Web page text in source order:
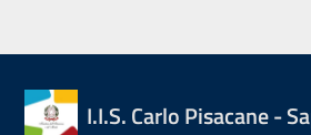
I.I.S. Carlo Pisacane -